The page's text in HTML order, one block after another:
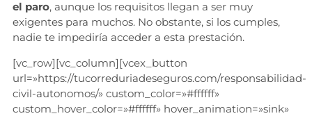
el paro, aunque los requisitos llegan a ser muy
exigentes para muchos. No obstante, si los cumples,
nadie te impediría acceder a esta prestación.
[vc_row][vc_column][vcex_button
url=»https://tucorreduriadeseguros.com/responsabilidad-
civil-autonomos/» custom_color=»#ffffff»
custom_hover_color=»#ffffff» hover_animation=»sink»